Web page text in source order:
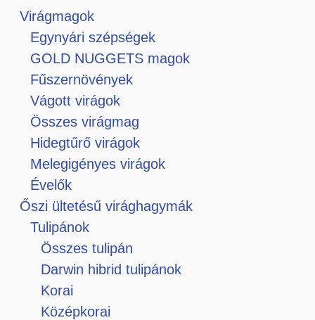
Virágmagok
Egynyári szépségek
GOLD NUGGETS magok
Fűszernövények
Vágott virágok
Összes virágmag
Hidegtűrő virágok
Melegigényes virágok
Évelők
Őszi ültetésű virághagymák
Tulipánok
Összes tulipán
Darwin hibrid tulipánok
Korai
Középkorai